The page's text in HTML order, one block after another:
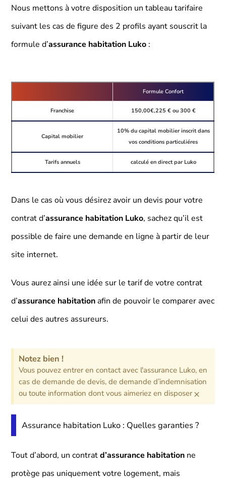
Nous mettons à votre disposition un tableau tarifaire
suivant les cas de figure des 2 profils ayant souscrit la
formule d’assurance habitation Luko :
Formule Confort
Franchise 150,00€,225 € ou 300 €
Capital mobilier
10% du capital mobilier inscrit dans
vos conditions particuliéres
Tarifs annuels calculé en direct par Luko
Dans le cas où vous désirez avoir un devis pour votre
contrat d’assurance habitation Luko, sachez qu’il est
possible de faire une demande en ligne à partir de leur
site internet.
Vous aurez ainsi une idée sur le tarif de votre contrat
d’assurance habitationafin de pouvoir le comparer avec
celui des autres assureurs.
Notez bien !
Vous pouvez entrer en contact avec l'assurance Luko, en
cas de demande de devis, de demande d’indemnisation
ou toute information dont vous aimeriez en disposer ×
Assurance habitation Luko : Quelles garanties ?
Tout d’abord, un contratd’assurance habitation ne
protège pas uniquement votre logement, mais